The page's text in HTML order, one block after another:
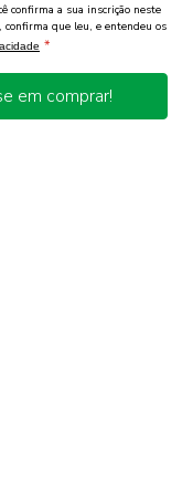
confirma a sua inscrição neste
confirma que leu, e entendeu os
*
em comprar!